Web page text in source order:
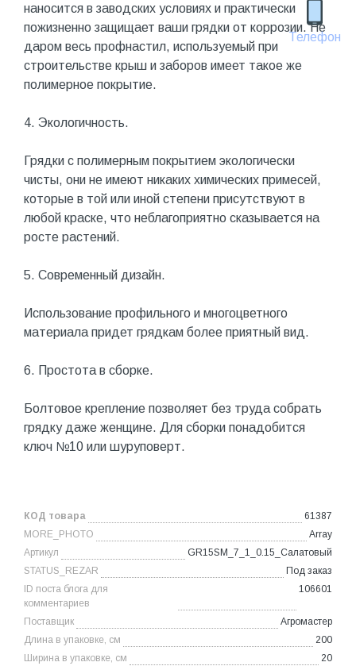
Телефон
наносится в заводских условиях и практически
пожизненно защищает ваши грядки от коррозии. Не
даром весь профнастил, используемый при
строительстве крыш и заборов имеет такое же
полимерное покрытие.
4. Экологичность.
Грядки с полимерным покрытием экологически
чисты, они не имеют никаких химических примесей,
которые в той или иной степени присутствуют в
любой краске, что неблагоприятно сказывается на
росте растений.
5. Современный дизайн.
Использование профильного и многоцветного
материала придет грядкам более приятный вид.
6. Простота в сборке.
Болтовое крепление позволяет без труда собрать
грядку даже женщине. Для сборки понадобится
ключ №10 или шуруповерт.
КОД товара
61387
MORE_PHOTO
Array
Артикул
GR15SM_7_1_0.15_Салатовый
STATUS_REZAR
Под заказ
ID поста блога для
комментариев
106601
Поставщик
Агромастер
Длина в упаковке, см
200
Ширина в упаковке, см
20